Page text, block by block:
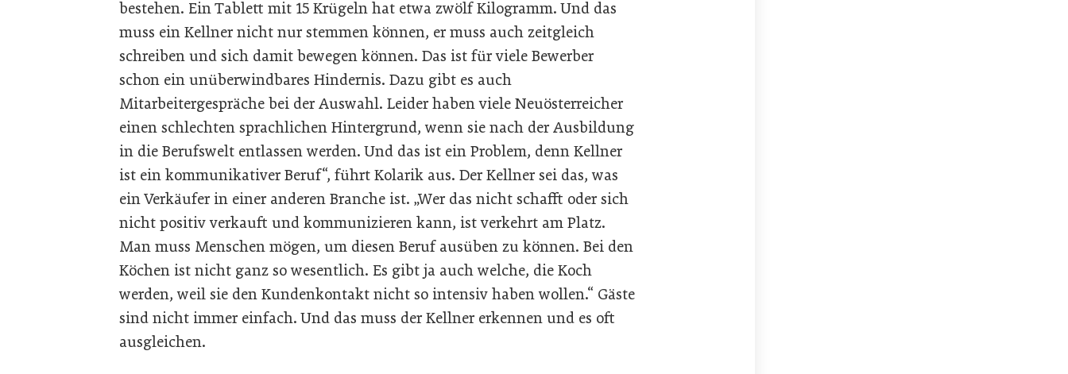
bestehen. Ein Tablett mit 15 Krügeln hat etwa zwölf Kilogramm. Und das
muss ein Kellner nicht nur stemmen können, er muss auch zeitgleich
schreiben und sich damit bewegen können. Das ist für viele Bewerber
schon ein unüberwindbares Hindernis. Dazu gibt es auch
Mitarbeitergespräche bei der Auswahl. Leider haben viele Neuösterreicher
einen schlechten sprachlichen Hintergrund, wenn sie nach der Ausbildung
in die Berufswelt entlassen werden. Und das ist ein Problem, denn Kellner
ist ein kommunikativer Beruf“, führt Kolarik aus. Der Kellner sei das, was
ein Verkäufer in einer anderen Branche ist. „Wer das nicht schafft oder sich
nicht positiv verkauft und kommunizieren kann, ist verkehrt am Platz.
Man muss Menschen mögen, um diesen Beruf ausüben zu können. Bei den
Köchen ist nicht ganz so wesentlich. Es gibt ja auch welche, die Koch
werden, weil sie den Kundenkontakt nicht so intensiv haben wollen.“ Gäste
sind nicht immer einfach. Und das muss der Kellner erkennen und es oft
ausgleichen.